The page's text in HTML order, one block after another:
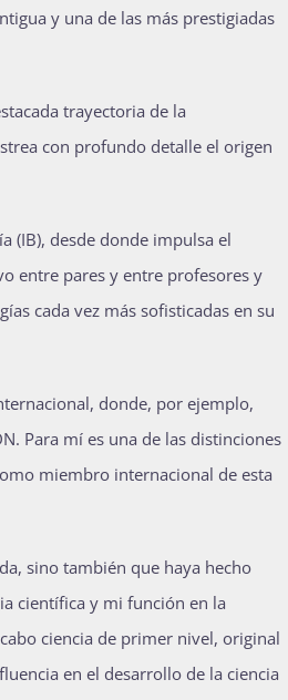
y una de las más prestigiadas
trayectoria de la
con profundo detalle el origen
(IB), desde donde impulsa el
entre pares y entre profesores y
cada vez más sofisticadas en su
donde, por ejemplo,
Para mí es una de las distinciones
miembro internacional de esta
sino también que haya hecho
científica y mi función en la
ciencia de primer nivel, original
en el desarrollo de la ciencia